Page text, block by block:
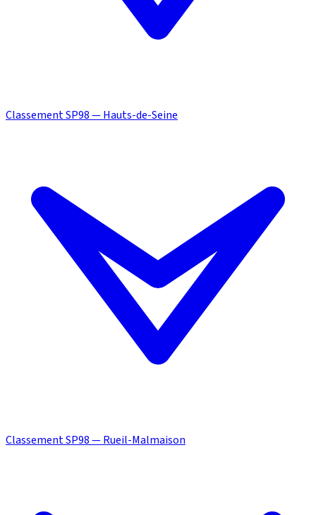
Classement SP98 — Hauts-de-Seine
Classement SP98 — Rueil-Malmaison